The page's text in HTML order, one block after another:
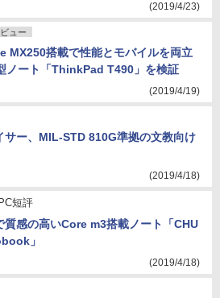
(2019/4/23)
ュー
MX250搭載で性能とモバイルを両立
ノート「ThinkPad T490」を検証
(2019/4/19)
サー、MIL-STD 810G準拠の文教向け
(2019/4/18)
PC短評
質感の高いCore m3搭載ノート「CHU
」
(2019/4/18)